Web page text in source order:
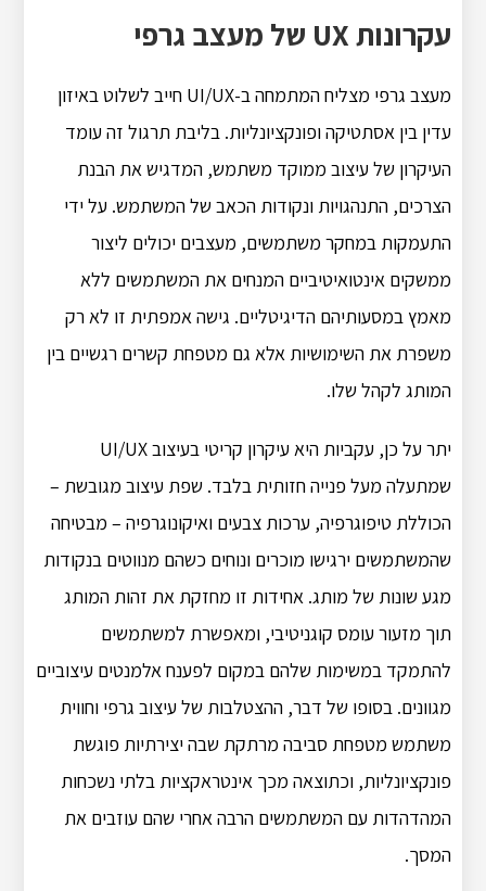
עקרונות UX של מעצב גרפי
מעצב גרפי מצליח המתמחה ב-UI/UX חייב לשלוט באיזון
עדין בין אסתטיקה ופונקציונליות. בליבת תרגול זה עומד
העיקרון של עיצוב ממוקד משתמש, המדגיש את הבנת
הצרכים, התנהגויות ונקודות הכאב של המשתמש. על ידי
התעמקות במחקר משתמשים, מעצבים יכולים ליצור
ממשקים אינטואיטיביים המנחים את המשתמשים ללא
מאמץ במסעותיהם הדיגיטליים. גישה אמפתית זו לא רק
משפרת את השימושיות אלא גם מטפחת קשרים רגשיים בין
המותג לקהל שלו.
יתר על כן, עקביות היא עיקרון קריטי בעיצוב UI/UX
שמתעלה מעל פנייה חזותית בלבד. שפת עיצוב מגובשת –
הכוללת טיפוגרפיה, ערכות צבעים ואיקונוגרפיה – מבטיחה
שהמשתמשים ירגישו מוכרים ונוחים כשהם מנווטים בנקודות
מגע שונות של מותג. אחידות זו מחזקת את זהות המותג
תוך מזעור עומס קוגניטיבי, ומאפשרת למשתמשים
להתמקד במשימות שלהם במקום לפענח אלמנטים עיצוביים
מגוונים. בסופו של דבר, ההצטלבות של עיצוב גרפי וחווית
משתמש מטפחת סביבה מרתקת שבה יצירתיות פוגשת
פונקציונליות, וכתוצאה מכך אינטראקציות בלתי נשכחות
המהדהדות עם המשתמשים הרבה אחרי שהם עוזבים את
המסך.